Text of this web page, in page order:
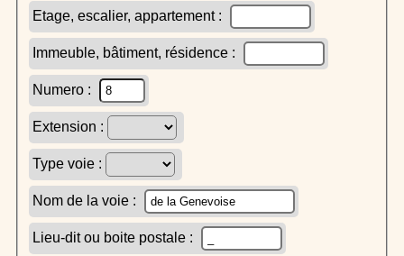
Etage, escalier, appartement :
Immeuble, bâtiment, résidence :
Numero :
Extension :
Type voie :
Nom de la voie :
Lieu-dit ou boite postale :